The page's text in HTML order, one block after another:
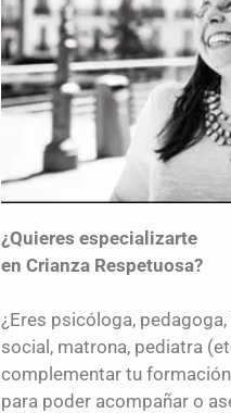
¿Quieres especializarte
en Crianza Respetuosa?
¿Eres psicóloga,
social, matrona, pediatra
complementar tu
para poder acompañar o